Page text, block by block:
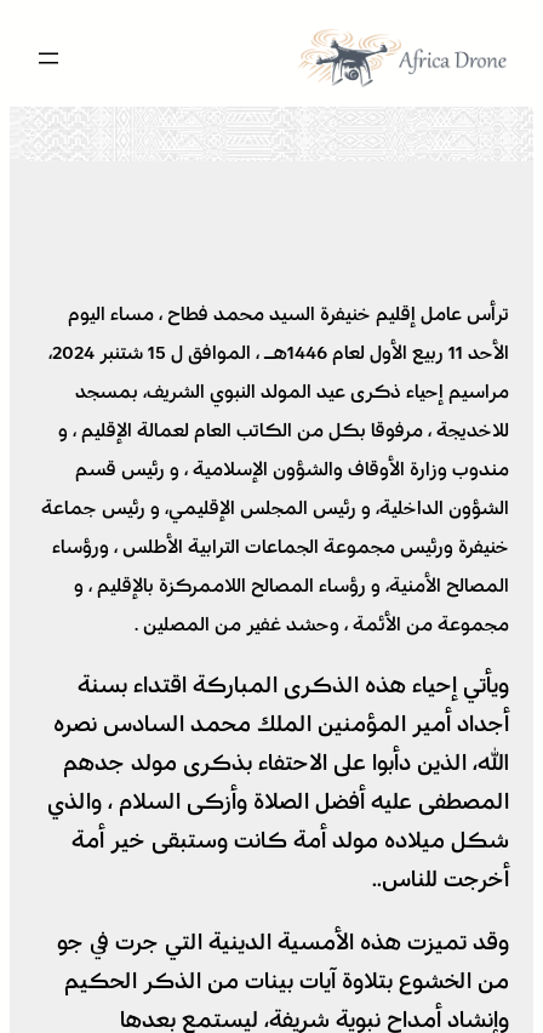
المحتوى
ترأس عامل إقليم خنيفرة السيد محمد فطاح ، مساء اليوم
الأحد 11 ربيع الأول لعام 1446هـ ، الموافق ل 15 شتنبر 2024،
مراسيم إحياء ذكرى عيد المولد النبوي الشريف، بمسجد
للاخديجة ، مرفوقا بكل من الكاتب العام لعمالة الإقليم ، و
مندوب وزارة الأوقاف والشؤون الإسلامية ، و رئيس قسم
الشؤون الداخلية، و رئيس المجلس الإقليمي، و رئيس جماعة
خنيفرة ورئيس مجموعة الجماعات الترابية الأطلس ، ورؤساء
المصالح الأمنية، و رؤساء المصالح اللاممركزة بالإقليم ، و
مجموعة من الأئمة ، وحشد غفير من المصلين .
ويأتي إحياء هذه الذكرى المباركة اقتداء بسنة
أجداد أمير المؤمنين الملك محمد السادس نصره
الله، الذين دأبوا على الاحتفاء بذكرى مولد جدهم
المصطفى عليه أفضل الصلاة وأزكى السلام ، والذي
شكل ميلاده مولد أمة كانت وستبقى خير أمة
أخرجت للناس..
وقد تميزت هذه الأمسية الدينية التي جرت في جو
من الخشوع بتلاوة آيات بينات من الذكر الحكيم
وإنشاد أمداح نبوية شريفة، ليستمع بعدها